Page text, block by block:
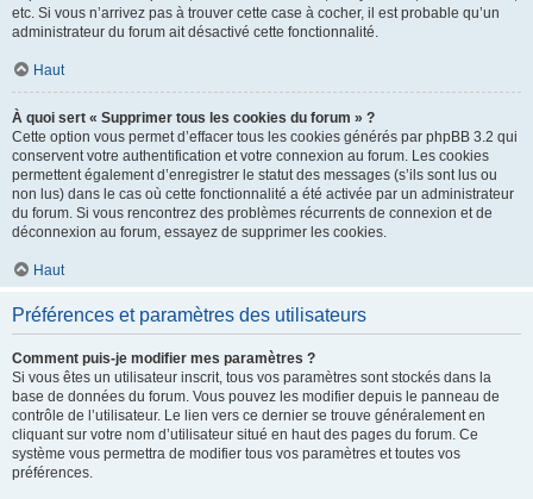
etc. Si vous n’arrivez pas à trouver cette case à cocher, il est probable qu’un
administrateur du forum ait désactivé cette fonctionnalité.
Haut
À quoi sert « Supprimer tous les cookies du forum » ?
Cette option vous permet d’effacer tous les cookies générés par phpBB 3.2 qui
conservent votre authentification et votre connexion au forum. Les cookies
permettent également d’enregistrer le statut des messages (s’ils sont lus ou
non lus) dans le cas où cette fonctionnalité a été activée par un administrateur
du forum. Si vous rencontrez des problèmes récurrents de connexion et de
déconnexion au forum, essayez de supprimer les cookies.
Haut
Préférences et paramètres des utilisateurs
Comment puis-je modifier mes paramètres ?
Si vous êtes un utilisateur inscrit, tous vos paramètres sont stockés dans la
base de données du forum. Vous pouvez les modifier depuis le panneau de
contrôle de l’utilisateur. Le lien vers ce dernier se trouve généralement en
cliquant sur votre nom d’utilisateur situé en haut des pages du forum. Ce
système vous permettra de modifier tous vos paramètres et toutes vos
préférences.